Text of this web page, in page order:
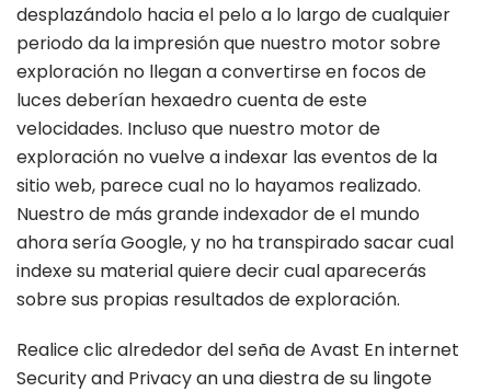
desplazándolo hacia el pelo a lo largo de cualquier
periodo da la impresión que nuestro motor sobre
exploración no llegan a convertirse en focos de
luces deberían hexaedro cuenta de este
velocidades. Incluso que nuestro motor de
exploración no vuelve a indexar las eventos de la
sitio web, parece cual no lo hayamos realizado.
Nuestro de más grande indexador de el mundo
ahora serí­a Google, y no ha transpirado sacar cual
indexe su material quiere decir cual aparecerás
sobre sus propias resultados de exploración.
Realice clic alrededor del seña de Avast En internet
Security and Privacy an una diestra de su lingote